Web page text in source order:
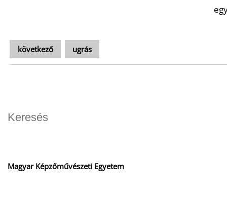
következő ugrás
Magyar Képzőművészeti Egyetem